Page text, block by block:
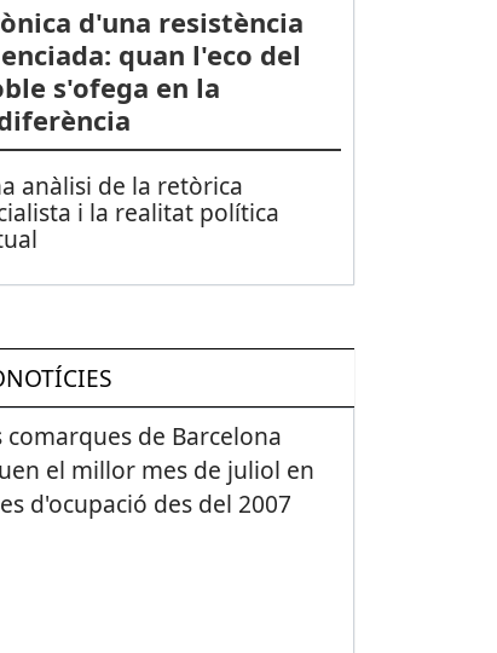
d'una resistència
quan l'eco del
s'ofega en la
anàlisi de la retòrica
i la realitat política